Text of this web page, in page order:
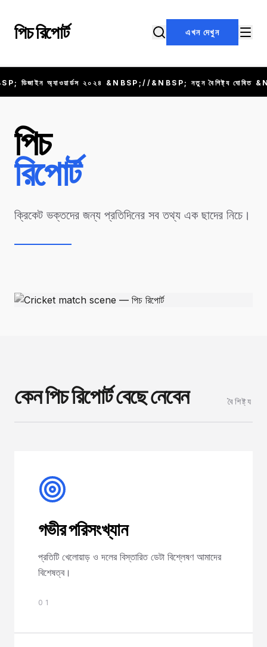
পিচ রিপোর্ট এখন দেখুন
ডিজাইন অ্যাওয়ার্ডস ২০২৪ &NBSP;//&NBSP; নতুন বৈশিষ্ট্য
পিচ
রিপোর্ট
ক্রিকেট ভক্তদের জন্য প্রতিদিনের সব তথ্য এক ছাদের নিচে।
কেন পিচ রিপোর্ট বেছে নেবেন বৈশিষ্ট্য
গভীর পরিসংখ্যান
প্রতিটি খেলোয়াড় ও দলের বিস্তারিত ডেটা বিশ্লেষণ আমাদের
বিশেষত্ব।
01